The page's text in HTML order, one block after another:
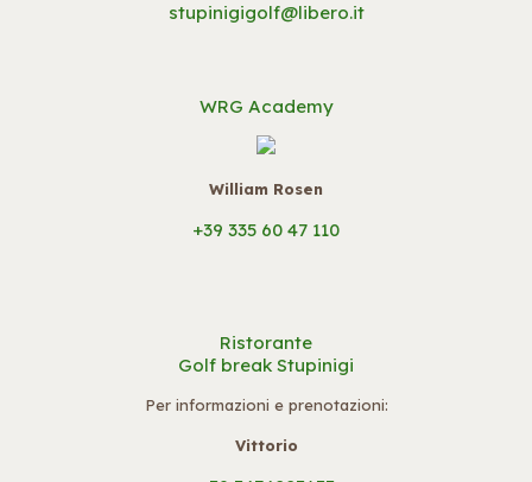
stupinigigolf@libero.it
WRG Academy
William Rosen
+39 335 60 47 110
Ristorante
Golf break Stupinigi
Per informazioni e prenotazioni:
Vittorio